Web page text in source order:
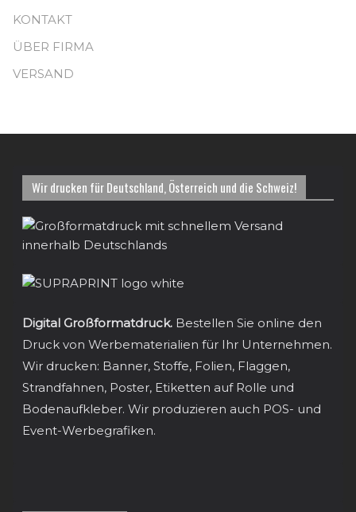
KONTAKT
ÜBER FIRMA
VERSAND
Wir drucken für Deutschland, Österreich und die Schweiz!
Digital Großformatdruck. Bestellen Sie online den
Druck von Werbematerialien für Ihr Unternehmen.
Wir drucken: Banner, Stoffe, Folien, Flaggen,
Strandfahnen, Poster, Etiketten auf Rolle und
Bodenaufkleber. Wir produzieren auch POS- und
Event-Werbegrafiken.